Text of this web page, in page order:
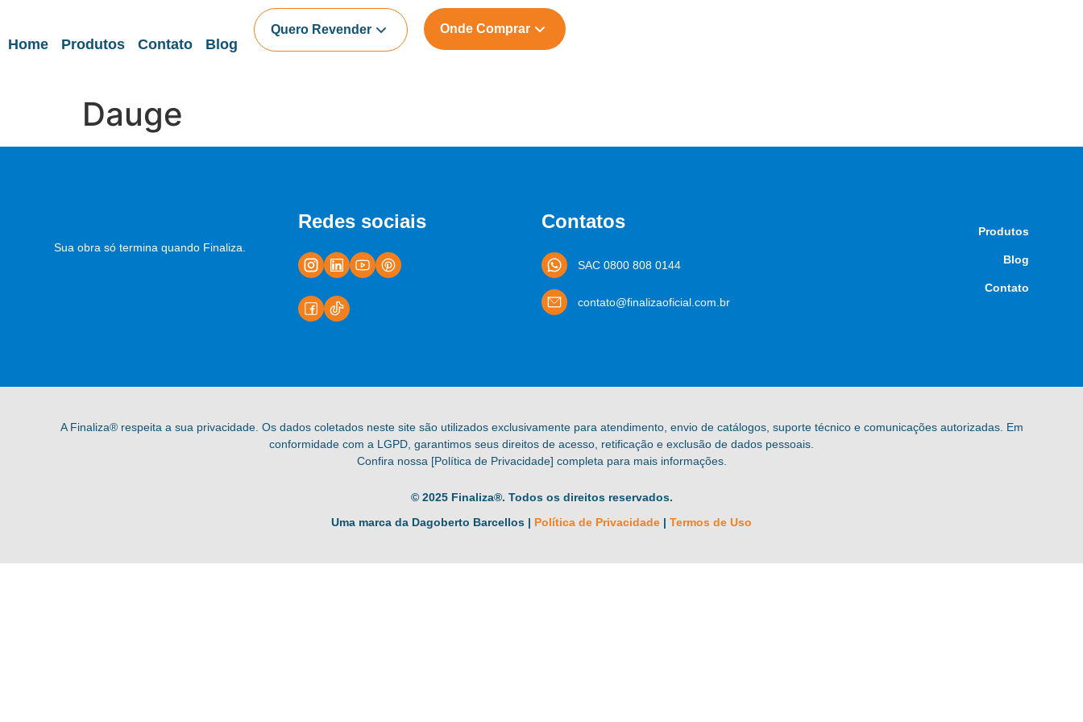
Home Produtos Contato Blog
Quero Revender Onde Comprar
Dauge
Sua obra só termina quando Finaliza.
Redes sociais Contatos
SAC 0800 808 0144
contato@finalizaoficial.com.br
Produtos
Blog
Contato
A Finaliza® respeita a sua privacidade. Os dados coletados neste site são utilizados exclusivamente para atendimento, envio de catálogos, suporte técnico e comunicações autorizadas. Em
conformidade com a LGPD, garantimos seus direitos de acesso, retificação e exclusão de dados pessoais.
Confira nossa [Política de Privacidade] completa para mais informações.
© 2025 Finaliza®. Todos os direitos reservados.
Uma marca da Dagoberto Barcellos | Política de Privacidade | Termos de Uso